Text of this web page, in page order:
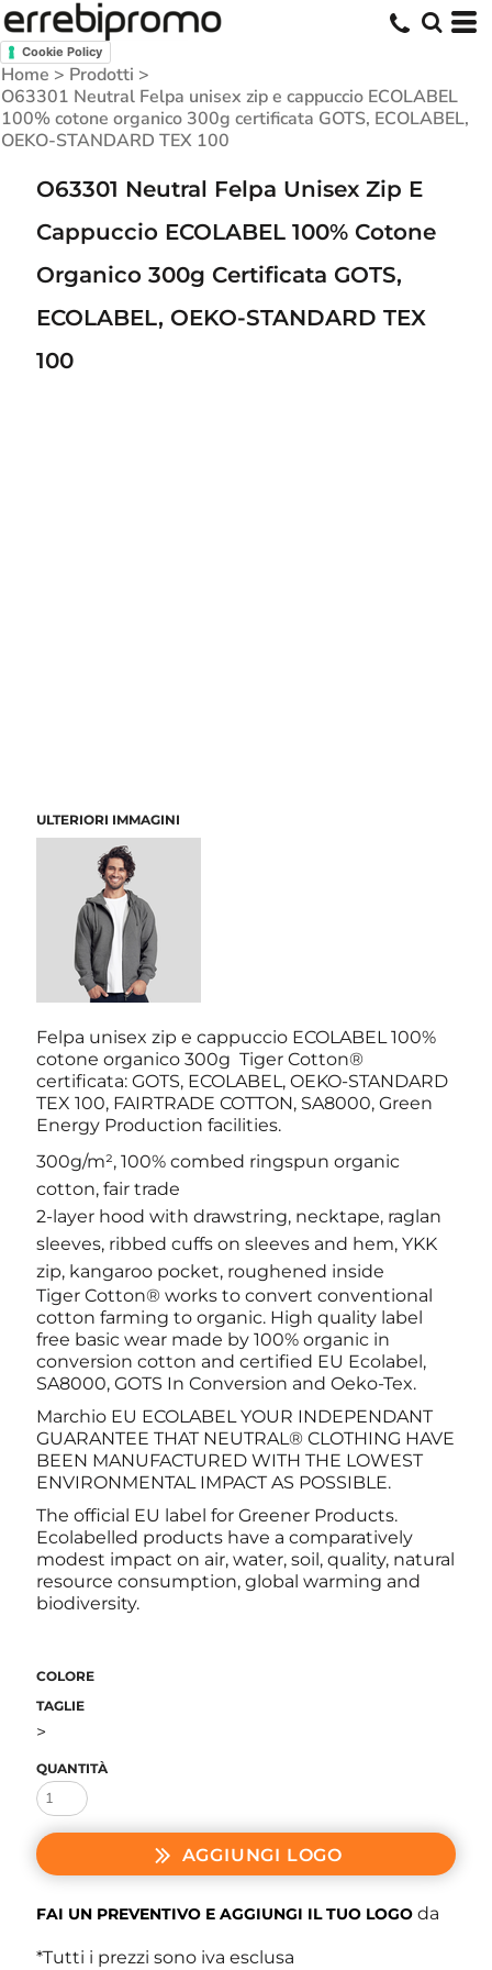
Cookie Policy
Home > Prodotti >
O63301 Neutral Felpa unisex zip e cappuccio ECOLABEL
100% cotone organico 300g certificata GOTS, ECOLABEL,
OEKO-STANDARD TEX 100
O63301 Neutral Felpa Unisex Zip E
Cappuccio ECOLABEL 100% Cotone
Organico 300g Certificata GOTS,
ECOLABEL, OEKO-STANDARD TEX
100
ULTERIORI IMMAGINI
Felpa unisex zip e cappuccio ECOLABEL 100%
cotone organico 300g Tiger Cotton®
certificata: GOTS, ECOLABEL, OEKO-STANDARD
TEX 100, FAIRTRADE COTTON, SA8000, Green
Energy Production facilities.
300g/m², 100% combed ringspun organic
cotton, fair trade
2-layer hood with drawstring, necktape, raglan
sleeves, ribbed cuffs on sleeves and hem, YKK
zip, kangaroo pocket, roughened inside
Tiger Cotton® works to convert conventional
cotton farming to organic. High quality label
free basic wear made by 100% organic in
conversion cotton and certified EU Ecolabel,
SA8000, GOTS In Conversion and Oeko-Tex.
Marchio EU ECOLABEL YOUR INDEPENDANT
GUARANTEE THAT NEUTRAL® CLOTHING HAVE
BEEN MANUFACTURED WITH THE LOWEST
ENVIRONMENTAL IMPACT AS POSSIBLE.
The official EU label for Greener Products.
Ecolabelled products have a comparatively
modest impact on air, water, soil, quality, natural
resource consumption, global warming and
biodiversity.
COLORE
TAGLIE
>
QUANTITÀ
AGGIUNGI LOGO
FAI UN PREVENTIVO E AGGIUNGI IL TUO LOGO da
*Tutti i prezzi sono iva esclusa